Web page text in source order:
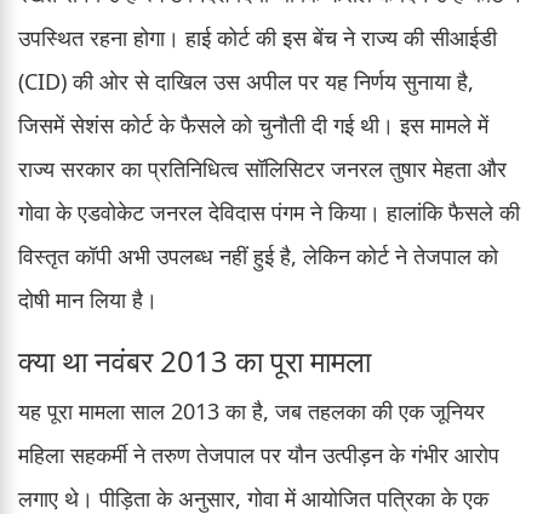
उपस्थित रहना होगा। हाई कोर्ट की इस बेंच ने राज्य की सीआईडी
(CID) की ओर से दाखिल उस अपील पर यह निर्णय सुनाया है,
जिसमें सेशंस कोर्ट के फैसले को चुनौती दी गई थी। इस मामले में
राज्य सरकार का प्रतिनिधित्व सॉलिसिटर जनरल तुषार मेहता और
गोवा के एडवोकेट जनरल देविदास पंगम ने किया। हालांकि फैसले की
विस्तृत कॉपी अभी उपलब्ध नहीं हुई है, लेकिन कोर्ट ने तेजपाल को
दोषी मान लिया है।
क्या था नवंबर 2013 का पूरा मामला
यह पूरा मामला साल 2013 का है, जब तहलका की एक जूनियर
महिला सहकर्मी ने तरुण तेजपाल पर यौन उत्पीड़न के गंभीर आरोप
लगाए थे। पीड़िता के अनुसार, गोवा में आयोजित पत्रिका के एक